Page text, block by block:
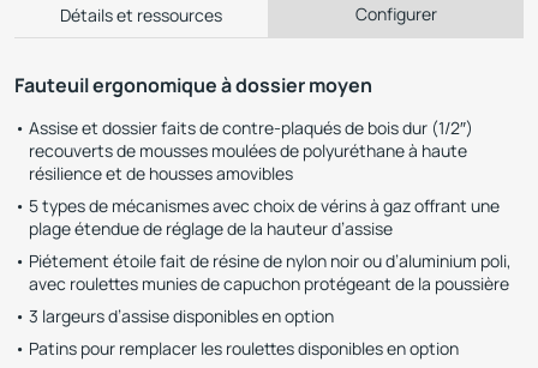
Détails et ressources Configurer
Fauteuil ergonomique à dossier moyen
Assise et dossier faits de contre-plaqués de bois dur (1/2″)
recouverts de mousses moulées de polyuréthane à haute
résilience et de housses amovibles
5 types de mécanismes avec choix de vérins à gaz offrant une
plage étendue de réglage de la hauteur d’assise
Piétement étoile fait de résine de nylon noir ou d’aluminium poli,
avec roulettes munies de capuchon protégeant de la poussière
3 largeurs d’assise disponibles en option
Patins pour remplacer les roulettes disponibles en option